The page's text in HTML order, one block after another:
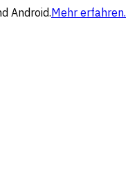
Android.Mehr erfahren.